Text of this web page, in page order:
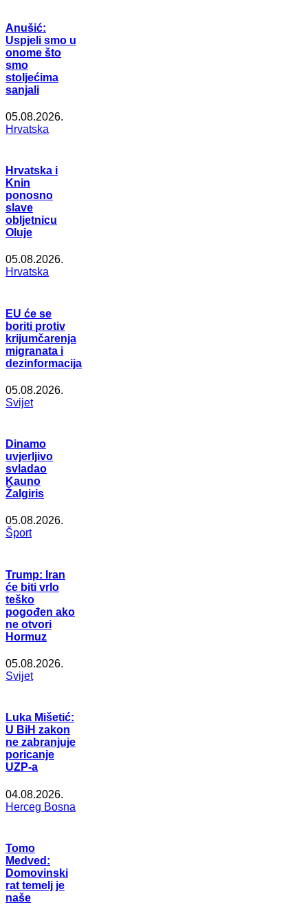
Anušić:
Uspjeli smo u
onome što
smo
stoljećima
sanjali
05.08.2026.
Hrvatska
Hrvatska i
Knin
ponosno
slave
obljetnicu
Oluje
05.08.2026.
Hrvatska
EU će se
boriti protiv
krijumčarenja
migranata i
dezinformacija
05.08.2026.
Svijet
Dinamo
uvjerljivo
svladao
Kauno
Žalgiris
05.08.2026.
Šport
Trump: Iran
će biti vrlo
teško
pogođen ako
ne otvori
Hormuz
05.08.2026.
Svijet
Luka Mišetić:
U BiH zakon
ne zabranjuje
poricanje
UZP-a
04.08.2026.
Herceg Bosna
Tomo
Medved:
Domovinski
rat temelj je
naše